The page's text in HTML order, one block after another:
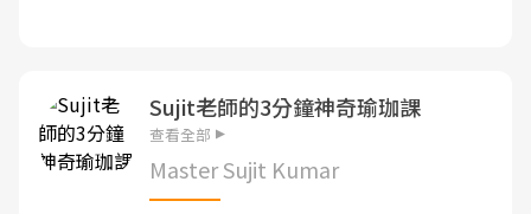
Sujit老師的3分鐘神奇瑜珈課
查看全部
Master Sujit Kumar